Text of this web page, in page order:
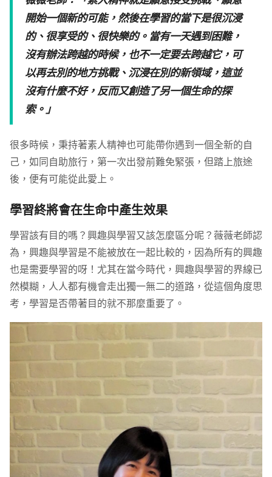
開始一個新的可能，然後在學習的當下是很沉浸
的、很享受的、很快樂的。當有一天遇到困難，
沒有辦法跨越的時候，也不一定要去跨越它，可
以再去別的地方挑戰、沉浸在別的新領域，這並
沒有什麼不好，反而又創造了另一個生命的探
索。」
很多時候，秉持著素人精神也可能帶你遇到一個全新的自
己，如同自助旅行，第一次出發前難免緊張，但踏上旅途
後，便有可能從此愛上。
學習終將會在生命中產生效果
學習該有目的嗎？興趣與學習又該怎麼區分呢？薇薇老師認
為，興趣與學習是不能被放在一起比較的，因為所有的興趣
也是需要學習的呀！尤其在當今時代，興趣與學習的界線已
然模糊，人人都有機會走出獨一無二的道路，從這個角度思
考，學習是否帶著目的就不那麼重要了。